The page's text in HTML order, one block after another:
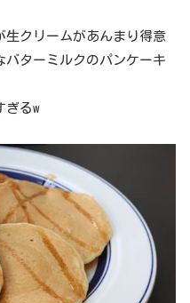
生クリームがあんまり得意
バターミルクのパンケーキ
ぎるw